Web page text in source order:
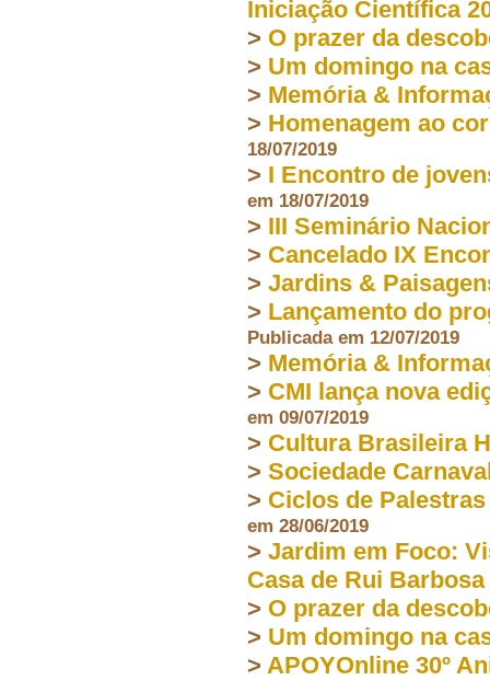
Iniciação Científica
> O prazer da
> Um domingo na
> Memória &
> Homenagem ao
18/07/2019
> I Encontro de
em 18/07/2019
> III Seminário
> Cancelado IX
> Jardins &
> Lançamento do
Publicada em 12/07/2019
> Memória &
> CMI lança nova
em 09/07/2019
> Cultura Brasileira
> Sociedade
> Ciclos de
em 28/06/2019
> Jardim em Foco:
Casa de Rui Barbosa
> O prazer da
> Um domingo na
> APOYOnline 30º